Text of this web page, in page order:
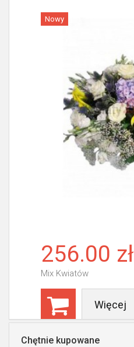
Nowy
256.00 zł
Mix Kwiatów
Więcej
Chętnie kupowane